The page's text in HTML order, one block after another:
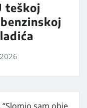
teškoj